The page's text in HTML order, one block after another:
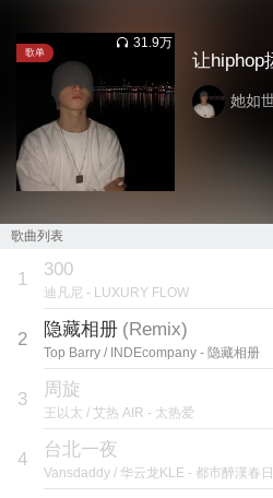
歌单
31.9万
让hiphop
她如
歌曲列表
1 300
迪凡尼 - LUXURY FLOW
2 隐藏相册 (Remix)
Top Barry / INDEcompany - 隐藏相册
3 周旋
王以太 / 艾热 AIR - 太热爱
4 台北一夜
Vansdaddy / 华云龙KLE - 都市醉漢春